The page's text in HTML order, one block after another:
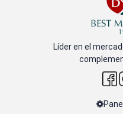
Líder en el